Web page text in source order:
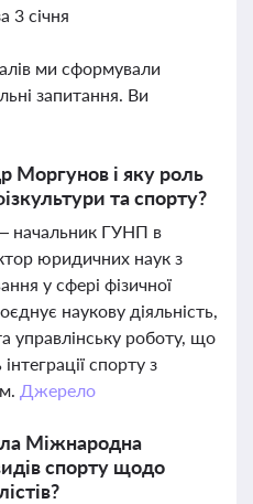
3 січня
ми сформували
запитання. Ви
Моргунов і яку роль
та спорту?
начальник ГУНП в
юридичних наук з
у сфері фізичної
наукову діяльність,
управлінську роботу, що
спорту з
Джерело
Міжнародна
спорту щодо